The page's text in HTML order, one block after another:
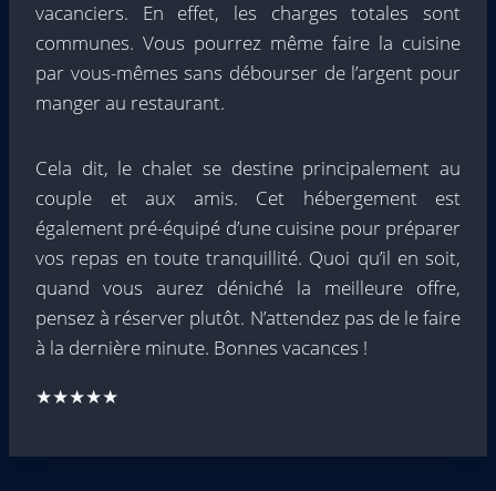
vacanciers. En effet, les charges totales sont
communes. Vous pourrez même faire la cuisine
par vous-mêmes sans débourser de l’argent pour
manger au restaurant.
Cela dit, le chalet se destine principalement au
couple et aux amis. Cet hébergement est
également pré-équipé d’une cuisine pour préparer
vos repas en toute tranquillité. Quoi qu’il en soit,
quand vous aurez déniché la meilleure offre,
pensez à réserver plutôt. N’attendez pas de le faire
à la dernière minute. Bonnes vacances !
★★★★★